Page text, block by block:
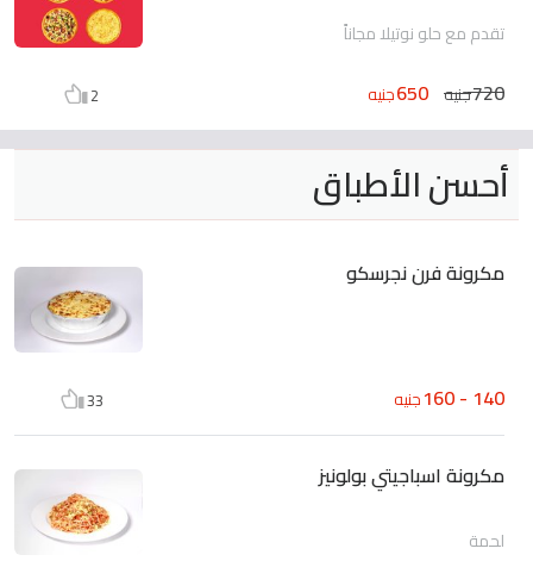
تقدم مع حلو نوتيلا مجاناً
720جنيه 650جنيه 2
أحسن الأطباق
مكرونة فرن نجرسكو
140 - 160 جنيه 33
مكرونة اسباجيتي بولونيز
لحمة